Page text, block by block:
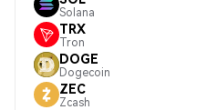
Solana
TRX
Tron
DOGE
Dogecoin
ZEC
Zcash